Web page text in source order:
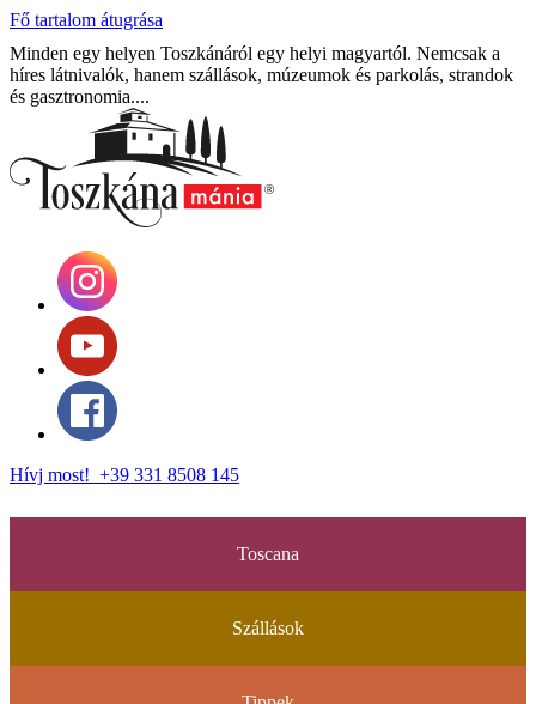
Fő tartalom átugrása
Minden egy helyen Toszkánáról egy helyi magyartól. Nemcsak a
híres látnivalók, hanem szállások, múzeumok és parkolás, strandok
és gasztronomia....
Hívj most! +39 331 8508 145
Toscana
Szállások